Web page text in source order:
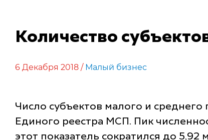
Количество
6 Декабря 2018 / Малый бизнес
Число субъектов малого и
Единого реестра МСП. Пик
этот показатель сократился до